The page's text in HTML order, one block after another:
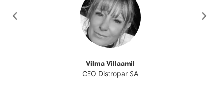
Vilma Villaamil
CEO Distropar SA